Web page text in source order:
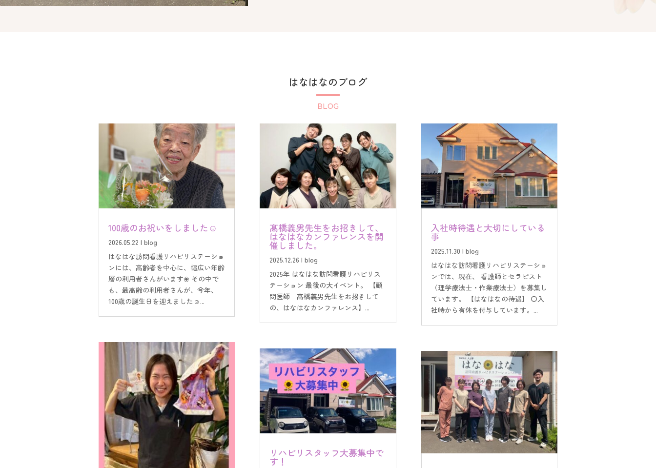
はなはなのブログ
BLOG
100歳のお祝いをしました☺
2026.05.22 | blog
はなはな訪問看護リハビリステーショ
ンには、高齢者を中心に、幅広い年齢
層の利用者さんがいます❀ その中で
も、最高齢の利用者さんが、今年、
100歳の誕生日を迎えました☺...
髙橋義男先生をお招きして、
はなはなカンファレンスを開
催しました。
2025.12.26 |blog
2025年 はなはな訪問看護リハビリス
テーション 最後の大イベント。 【顧
問医師 髙橋義男先生をお招きして
の、はなはなカンファレンス】...
リハビリスタッフ大募集中で
す！
入社時待遇と大切にしている
事
2025.11.30 |blog
はなはな訪問看護リハビリステーショ
ンでは、現在、 看護師とセラピスト
（理学療法士・作業療法士）を募集し
ています。 【はなはなの待遇】 〇入
社時から有休を付与しています。...